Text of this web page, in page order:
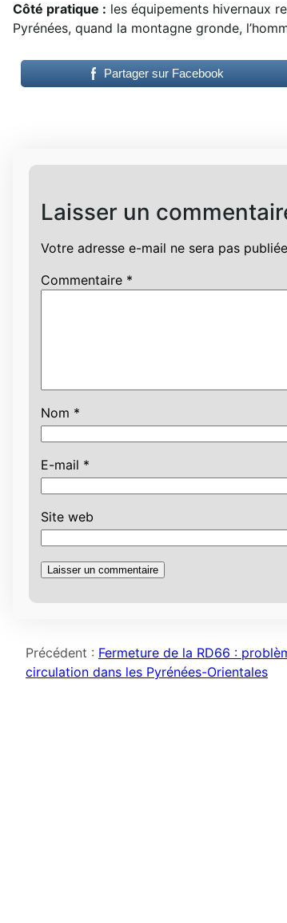
Côté pratique : les équipements hivernaux
Pyrénées, quand la montagne gronde,
Partager sur Facebook
Laisser un
Votre adresse e-mail ne sera pas
Commentaire *
Nom *
E-mail *
Site web
Précédent : Fermeture de la RD66 :
circulation dans les Pyrénées-Orientales